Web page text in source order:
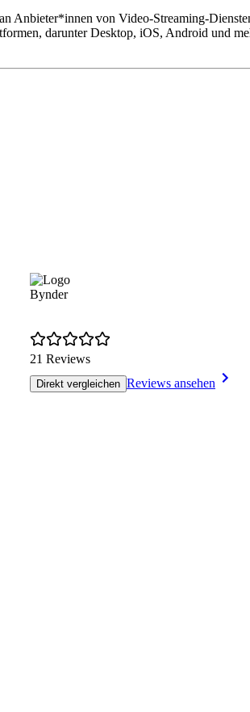
Anbieter*innen von Video-Streaming-
darunter Desktop, iOS, Android und
Bynder
21 Reviews
Direkt vergleichen Reviews ansehen